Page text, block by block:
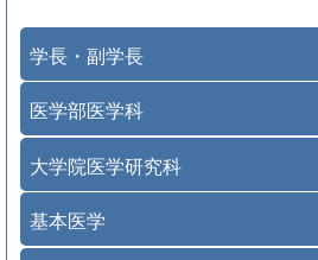
学長・副学長
医学部医学科
大学院医学研究科
基本医学